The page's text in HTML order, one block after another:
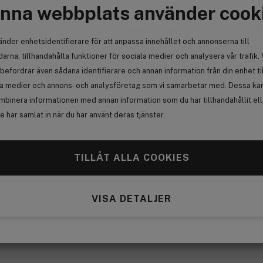
webbplats använder
enhetsidentifierare för att anpassa innehållet och annonserna till
tillhandahålla funktioner för sociala medier och analysera vår trafik.
även sådana identifierare och annan information från din enhet
medier och annons- och analysföretag som vi samarbetar med. Dessa
informationen med annan information som du har tillhandahållit
har samlat in när du har använt deras tjänster.
TILLÅT ALLA COOKIES
VISA DETALJER
Original Loose Powder
Foundation SPF15 Medium
295 kr
vid
0
Anmäl